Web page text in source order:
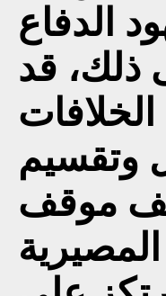
الدفاع
ذلك، قد
وتقسيم
موقف